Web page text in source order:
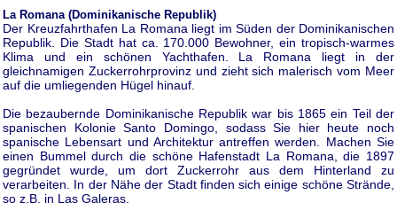
La Romana (Dominikanische Republik)
Der Kreuzfahrthafen La Romana liegt im Süden der Dominikanischen
Republik. Die Stadt hat ca. 170.000 Bewohner, ein tropisch-warmes
Klima und ein schönen Yachthafen. La Romana liegt in der
gleichnamigen Zuckerrohrprovinz und zieht sich malerisch vom Meer
auf die umliegenden Hügel hinauf.
Die bezaubernde Dominikanische Republik war bis 1865 ein Teil der
spanischen Kolonie Santo Domingo, sodass Sie hier heute noch
spanische Lebensart und Architektur antreffen werden. Machen Sie
einen Bummel durch die schöne Hafenstadt La Romana, die 1897
gegründet wurde, um dort Zuckerrohr aus dem Hinterland zu
verarbeiten. In der Nähe der Stadt finden sich einige schöne Strände,
so z.B. in Las Galeras.